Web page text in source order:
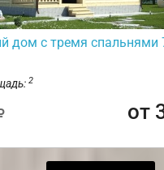
дом с тремя спальнями
2
от